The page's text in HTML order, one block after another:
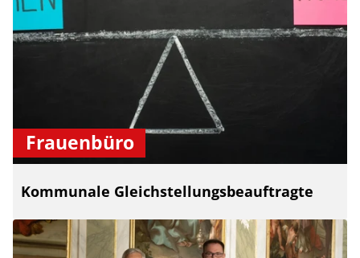
Frauenbüro
Kommunale Gleichstellungsbeauftragte